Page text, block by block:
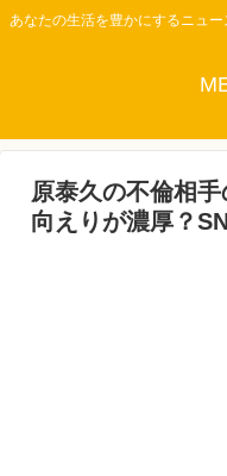
あなたの生活を豊かにするニュ
原泰久の不倫相
向えりが濃厚？